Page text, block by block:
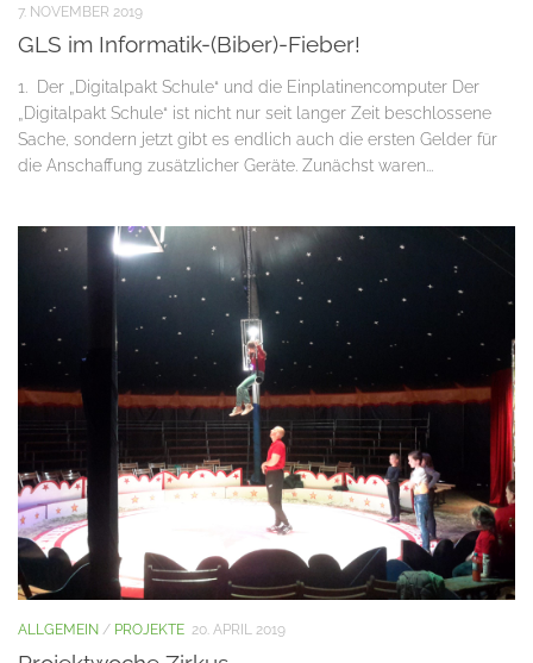
7. NOVEMBER 2019
GLS im Informatik-(Biber)-Fieber!
1. Der „Digitalpakt Schule“ und die Einplatinencomputer Der
„Digitalpakt Schule“ ist nicht nur seit langer Zeit beschlossene
Sache, sondern jetzt gibt es endlich auch die ersten Gelder für
die Anschaffung zusätzlicher Geräte. Zunächst waren...
ALLGEMEIN / PROJEKTE 20. APRIL 2019